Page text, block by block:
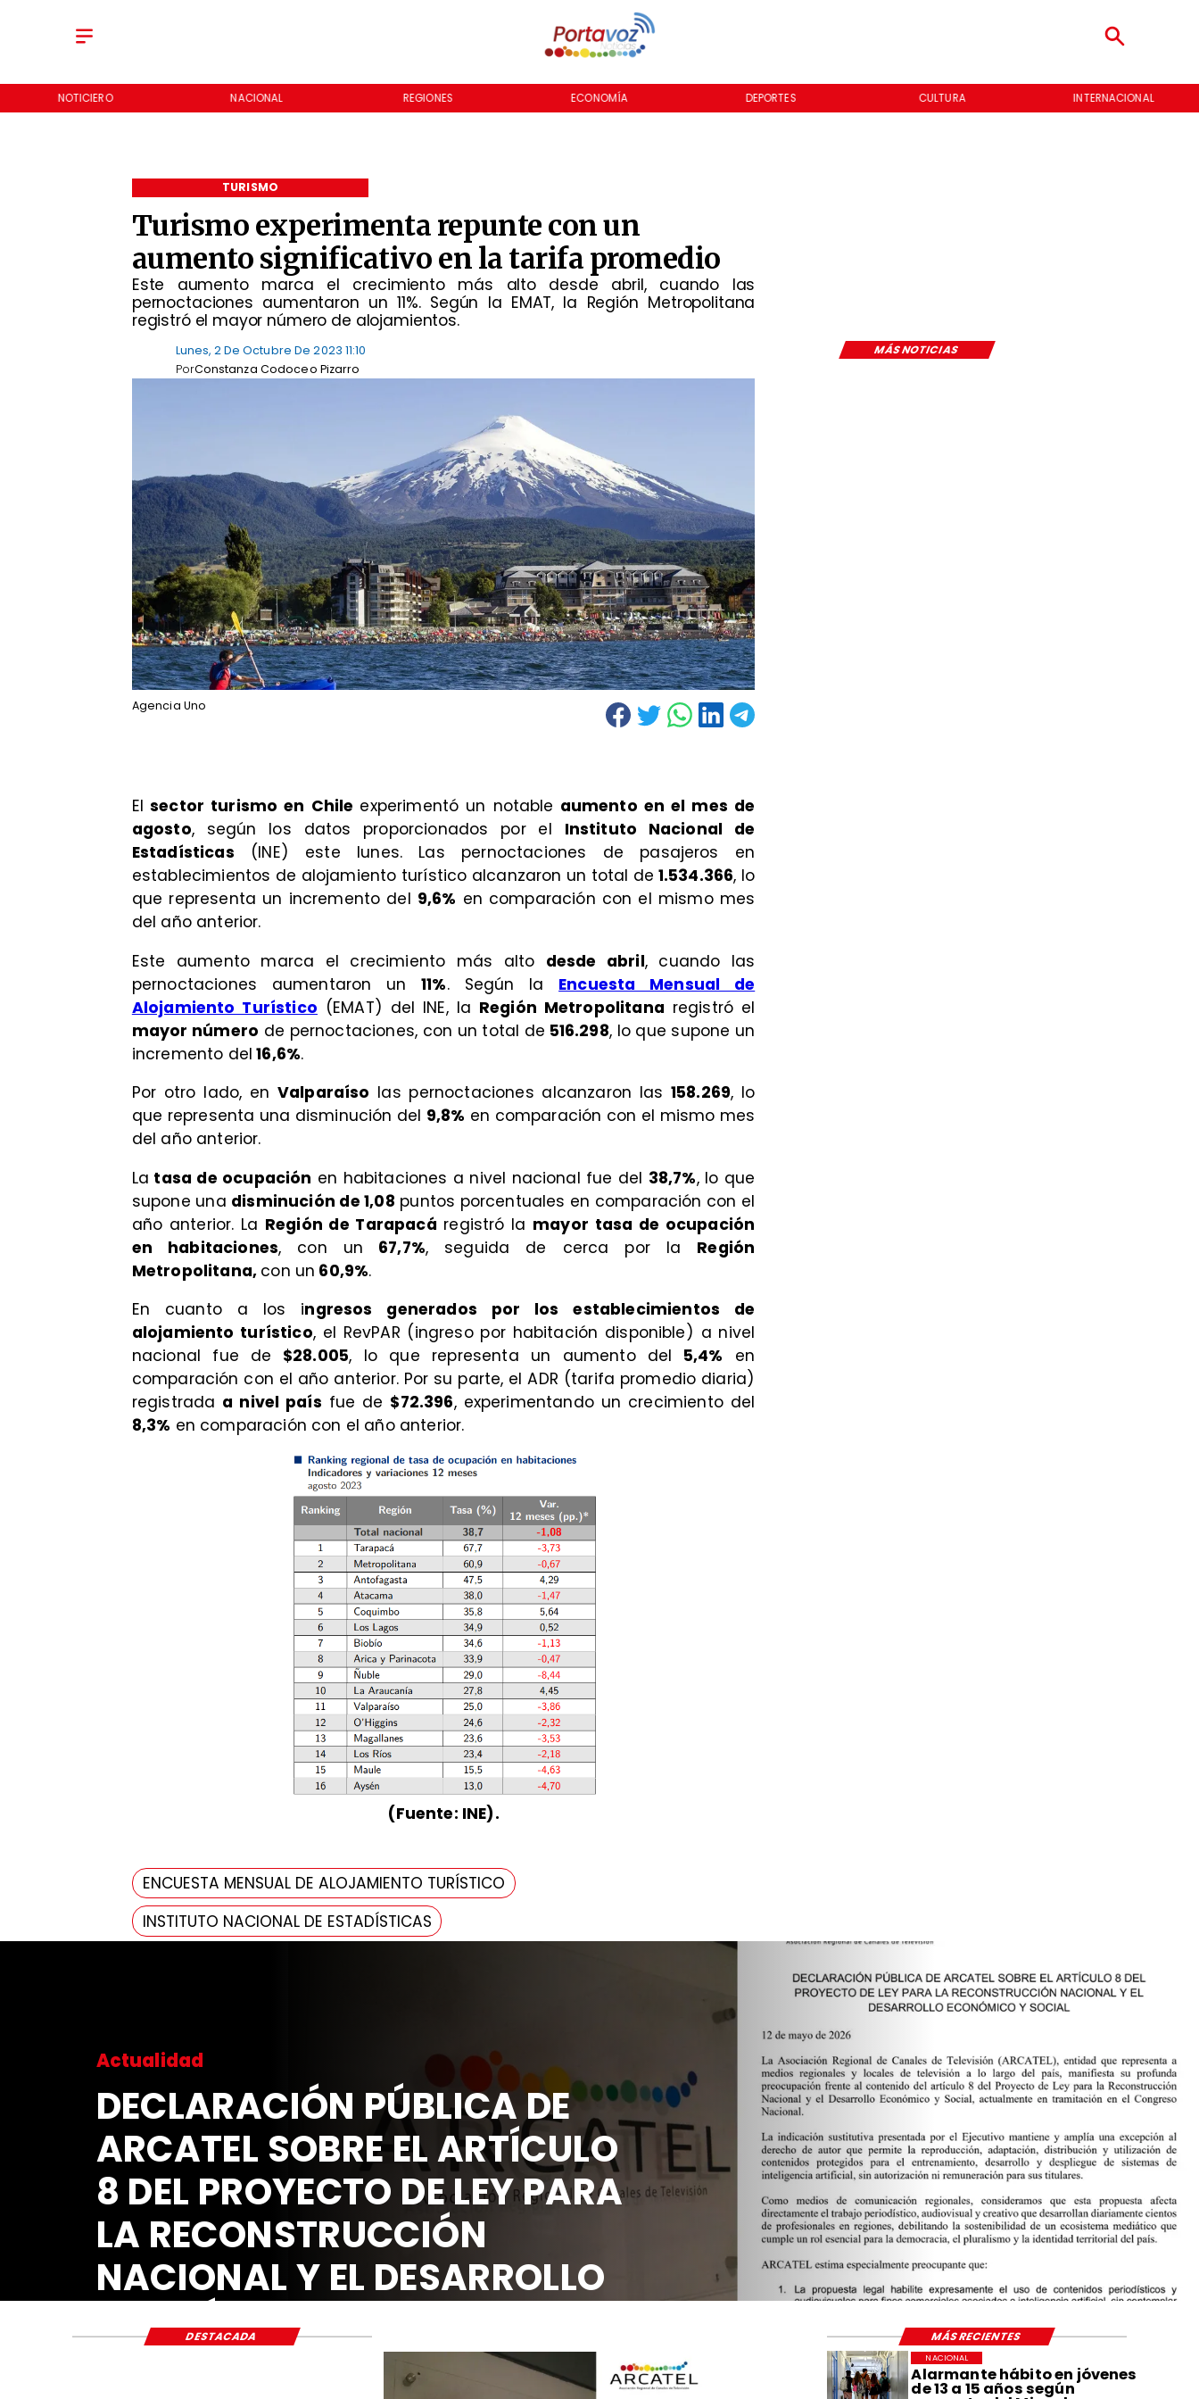
NOTICIERO NACIONAL REGIONES ECONOMÍA DEPORTES CULTURA INTERNACIONAL
Turismo experimenta repunte con un
aumento significativo en la tarifa promedio
Este aumento marca el crecimiento más alto desde abril, cuando las
pernoctaciones aumentaron un 11%. Según la EMAT, la Región Metropolitana
registró el mayor número de alojamientos.
TURISMO
MÁS NOTICIAS
Lunes, 2 De Octubre De 2023 11:10
Constanza Codoceo Pizarro
Por
Agencia Uno
El sector turismo en Chile experimentó un notable aumento en el mes de
agosto, según los datos proporcionados por el Instituto Nacional de
Estadísticas (INE) este lunes. Las pernoctaciones de pasajeros en
establecimientos de alojamiento turístico alcanzaron un total de 1.534.366, lo
que representa un incremento del 9,6% en comparación con el mismo mes
del año anterior.
Este aumento marca el crecimiento más alto desde abril, cuando las
pernoctaciones aumentaron un11%. Según la Encuesta Mensual de
Alojamiento Turístico (EMAT) del INE, la Región Metropolitana registró el
mayor número de pernoctaciones, con un total de 516.298, lo que supone un
incremento del 16,6%.
Por otro lado, en Valparaíso las pernoctaciones alcanzaron las 158.269, lo
que representa una disminución del 9,8% en comparación con el mismo mes
del año anterior.
La tasa de ocupación en habitaciones a nivel nacional fue del 38,7%, lo que
supone una disminución de 1,08 puntos porcentuales en comparación con el
año anterior. La Región de Tarapacá registró la mayor tasa de ocupación
en habitaciones, con un 67,7%, seguida de cerca por la Región
Metropolitana, con un 60,9%.
En cuanto a los ingresos generados por los establecimientos de
alojamiento turístico, el RevPAR (ingreso por habitación disponible) a nivel
nacional fue de $28.005, lo que representa un aumento del 5,4% en
comparación con el año anterior. Por su parte, el ADR (tarifa promedio diaria)
registrada a nivel país fue de $72.396, experimentando un crecimiento del
8,3% en comparación con el año anterior.
(Fuente: INE).
ENCUESTA MENSUAL DE ALOJAMIENTO TURÍSTICO
INSTITUTO NACIONAL DE ESTADÍSTICAS
Actualidad
DECLARACIÓN PÚBLICA DE
ARCATEL SOBRE EL ARTÍCULO
8 DEL PROYECTO DE LEY PARA
LA RECONSTRUCCIÓN
NACIONAL Y EL DESARROLLO
ECONÓMICO Y SOCIAL
Alarmante hábito en jóvenes
de 13 a 15 años según
NACIONAL
DESTACADA MÁS RECIENTES